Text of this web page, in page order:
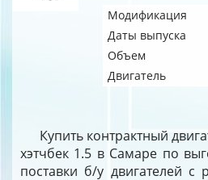
Модификация
Даты выпуска
Объем
Двигатель
Купить контрактный
хэтчбек 1.5 в Самаре по
поставки б/у двигателей с